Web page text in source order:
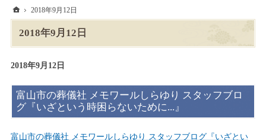
2018年9月12日
2018年9月12日
富山市の葬儀社 メモワールしらゆり スタッフブロ
グ『いざという時困らないために...』
富山市の葬儀社 メモワールしらゆり スタッフブログ『いざとい
ホーム
2018年9月12日